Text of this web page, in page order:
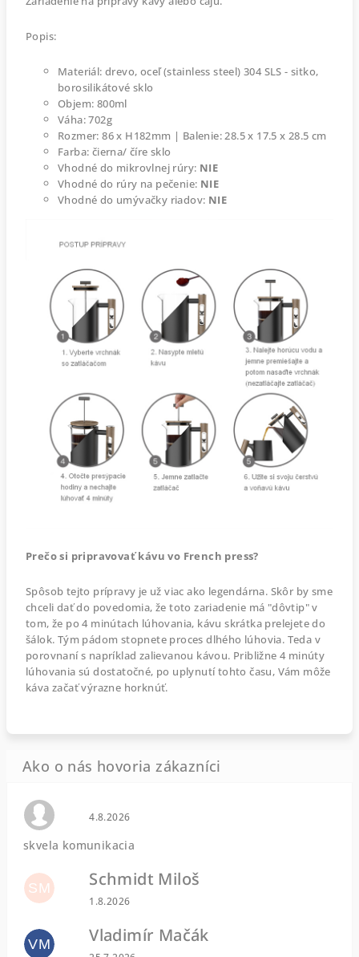
Popis:
Materiál: drevo, oceľ (stainless steel) 304 SLS - sitko,
borosilikátové sklo
Objem: 800ml
Váha: 702g
Rozmer: 86 x H182mm | Balenie: 28.5 x 17.5 x 28.5 cm
Farba: čierna/ číre sklo
Vhodné do mikrovlnej rúry: NIE
Vhodné do rúry na pečenie: NIE
Vhodné do umývačky riadov: NIE
Prečo si pripravovať kávu vo French press?
Spôsob tejto prípravy je už viac ako legendárna. Skôr by sme
chceli dať do povedomia, že toto zariadenie má "dôvtip" v
tom, že po 4 minútach lúhovania, kávu skrátka prelejete do
šálok. Tým pádom stopnete proces dlhého lúhovia. Teda v
porovnaní s napríklad zalievanou kávou. Približne 4 minúty
lúhovania sú dostatočné, po uplynutí tohto času, Vám môže
káva začať výrazne horknúť.
Hodnotenie obchodu je 0 z 5 hviezdičiek.
4.8.2026
skvela komunikacia
SM Schmidt Miloš
Hodnotenie obchodu je 5 z 5 hviezdičiek.
1.8.2026
VM Vladimír Mačák
Hodnotenie obchodu je 5 z 5 hviezdičiek.